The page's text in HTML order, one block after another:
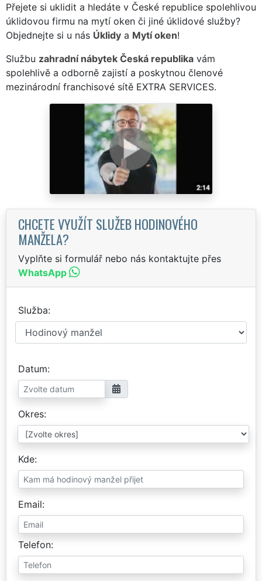
Přejete si uklidit a hledáte v České republice spolehlivou
úklidovou firmu na mytí oken či jiné úklidové služby?
Objednejte si u nás Úklidy a Mytí oken!
Službu zahradní nábytek Česká republika vám
spolehlivě a odborně zajistí a poskytnou členové
mezinárodní franchisové sítě EXTRA SERVICES.
CHCETE VYUŽÍT SLUŽEB HODINOVÉHO
MANŽELA?
Vyplňte si formulář nebo nás kontaktujte přes
WhatsApp
Služba
Datum
Okres
Kde
Email
Telefon